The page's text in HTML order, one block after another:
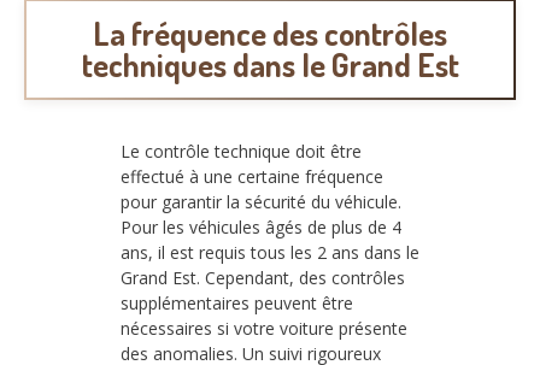
La fréquence des contrôles
techniques dans le Grand Est
Le contrôle technique doit être
effectué à une certaine fréquence
pour garantir la sécurité du véhicule.
Pour les véhicules âgés de plus de 4
ans, il est requis tous les 2 ans dans le
Grand Est. Cependant, des contrôles
supplémentaires peuvent être
nécessaires si votre voiture présente
des anomalies. Un suivi rigoureux